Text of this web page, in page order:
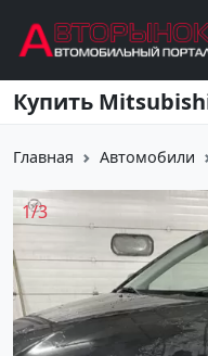
Перейти к основному
Главная Автомобили
1/3